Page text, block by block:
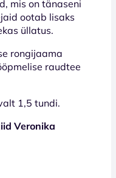
mis on tänaseni
ootab lisaks
üllatus.
rongijaama
raudtee
1,5 tundi.
Veronika